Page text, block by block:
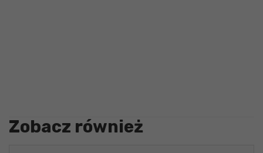
Zobacz również